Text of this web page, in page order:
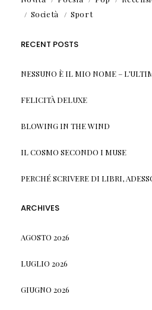
Società
Sport
RECENT POSTS
NESSUNO È IL MIO NOME –
FELICITÀ DELUXE
BLOWING IN THE WIND
IL COSMO SECONDO I MUSE
PERCHÉ SCRIVERE DI LIBRI,
ARCHIVES
AGOSTO 2026
LUGLIO 2026
GIUGNO 2026